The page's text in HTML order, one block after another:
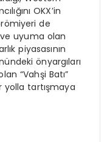
OKX’in
de
uyuma olan
piyasasının
önyargıları
“Vahşi Batı”
yolla tartışmaya